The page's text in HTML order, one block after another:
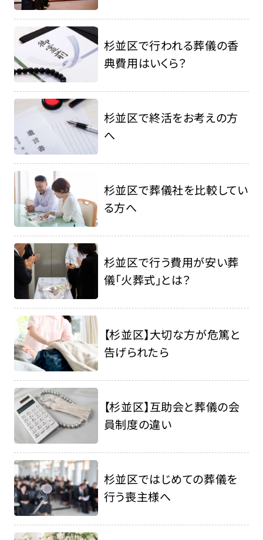
杉並区で行われる葬儀の香
典費用はいくら？
杉並区で終活をお考えの方
へ
杉並区で葬儀社を比較してい
る方へ
杉並区で行う費用が安い葬
儀「火葬式」とは？
【杉並区】大切な方が危篤と
告げられたら
【杉並区】互助会と葬儀の会
員制度の違い
杉並区ではじめての葬儀を
行う喪主様へ